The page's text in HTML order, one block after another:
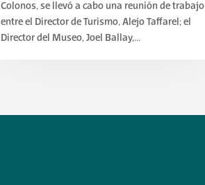
Colonos, se llevó a cabo una reunión de trabajo
entre el Director de Turismo, Alejo Taffarel; el
Director del Museo, Joel Ballay,...